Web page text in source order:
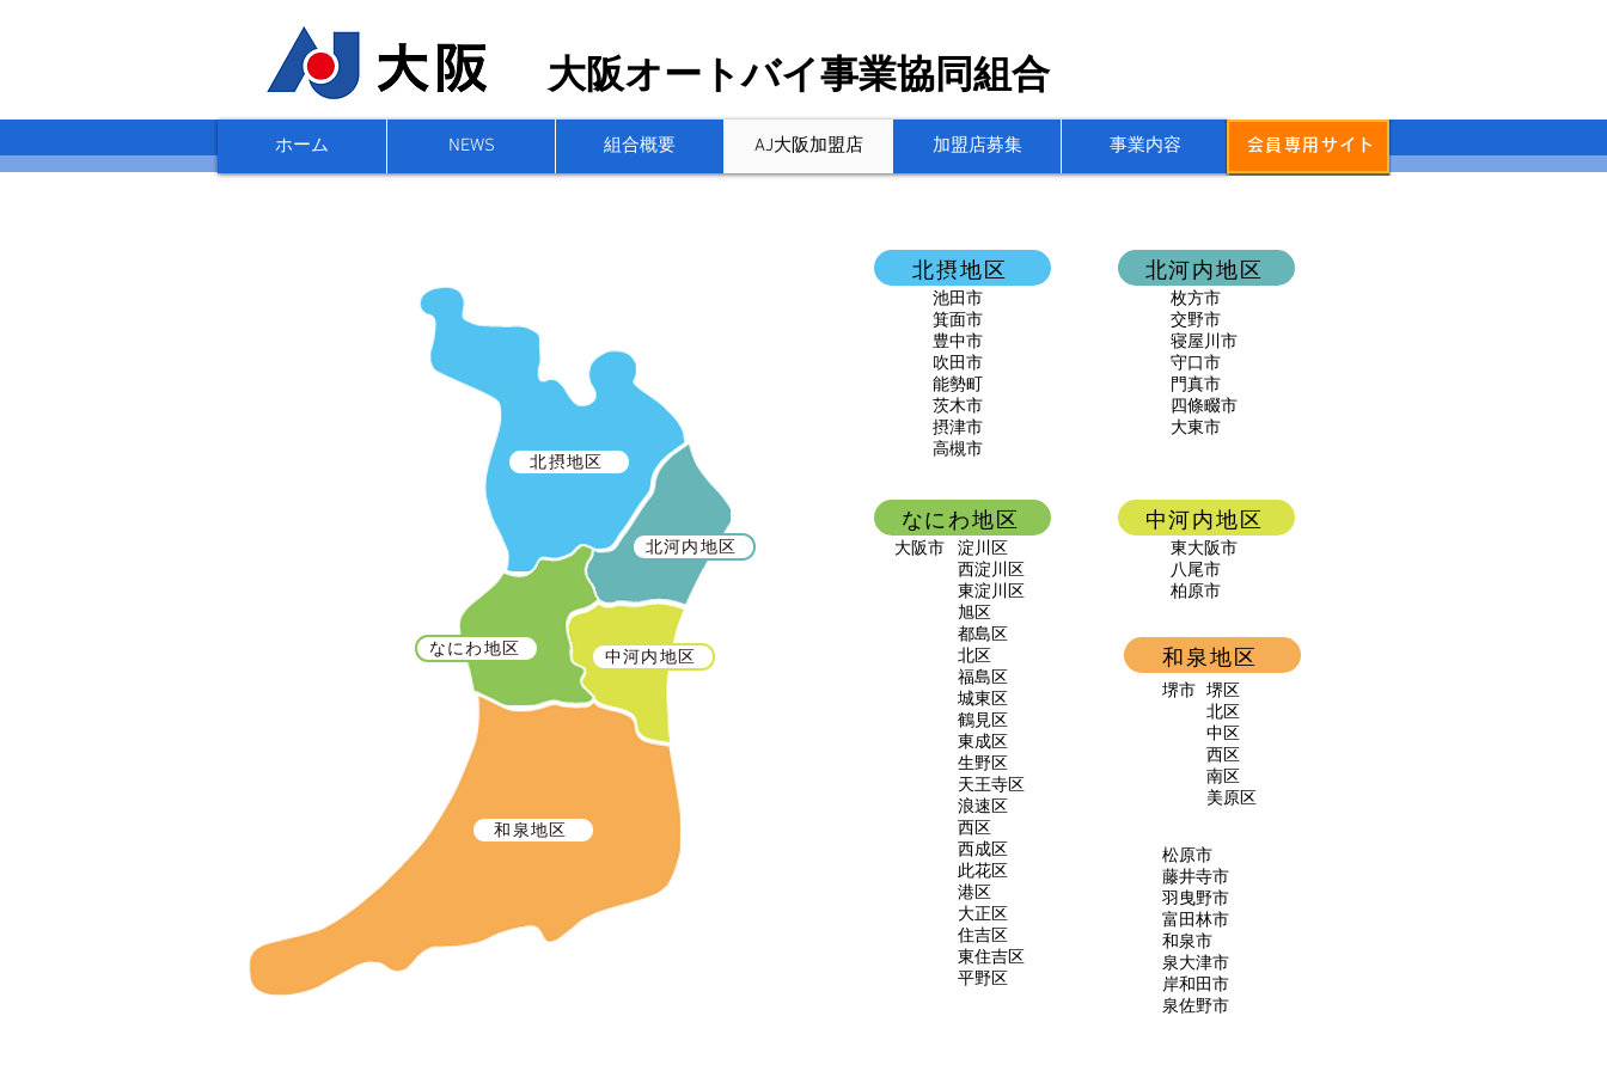
​大阪オートバイ事業協同組合
ホーム NEWS 組合概要 AJ大阪加盟店 加盟店募集 事業内容 会員専用サイト
北摂地区
北河内地区
なにわ地区 中河内地区
和泉地区
北摂地区
池田市
箕面市
豊中市
吹田市
能勢町
茨木市
摂津市
高槻市
なにわ地区
​大阪市
淀川区
西淀川区
東淀川区
旭区
都島区
北区
福島区
城東区
鶴見区
東成区
生野区
天王寺区
浪速区
西区
西成区
此花区
​港区
大正区
住吉区
東住吉区
​平野区
北河内地区
枚方市
交野市
寝屋川市
守口市
門真市
四條畷市
大東市
中河内地区
東大阪市
八尾市
​柏原市
和泉地区
​堺市 堺区
北区
中区
西区
南区
​美原区
松原市
藤井寺市
羽曳野市
富田林市
和泉市
泉大津市
岸和田市
​泉佐野市